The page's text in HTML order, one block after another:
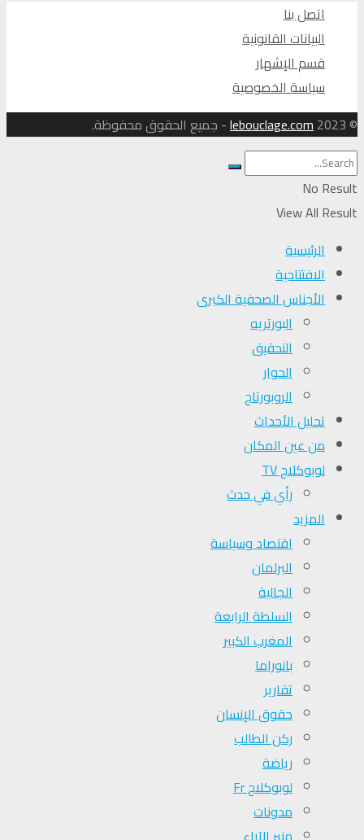
اتصل بنا
البيانات القانونية
قسم الإشهار
سياسة الخصوصية
© 2023
lebouclage.com- جميع الحقوق محفوظة.
No Result
View All Result
الرئيسية
الافتتاحية
الأجناس الصحفية الكبرى
البورتريه
التحقیق
الحوار
الروبورتاج
تحلیل الأحداث
من عين المكان
لوبوكلاج TV
رأي في حدث
المزيد
اقتصاد وسياسة
البرلمان
الجالية
السلطة الرابعة
المغرب الكبير
بانوراما
تقارير
حقوق الإنسان
ركن الطالب
رياضة
لوبوكلاج Fr
مدونات